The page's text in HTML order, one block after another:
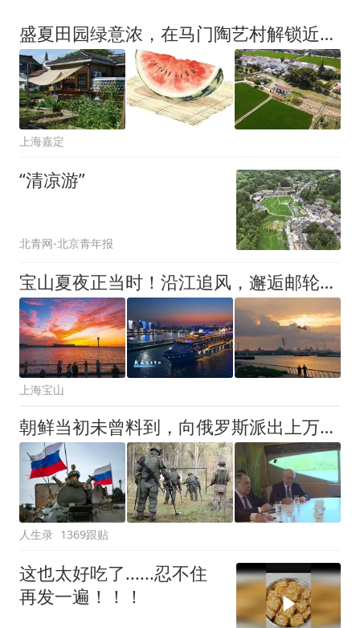
盛夏田园绿意浓，在马门陶艺村解锁近郊慢时光
上海嘉定
“清凉游”
北青网-北京青年报
宝山夏夜正当时！沿江追风，邂逅邮轮、灯塔与音乐
上海宝山
朝鲜当初未曾料到，向俄罗斯派出上万名士兵参战后，平壤街头巷尾正悄然上演一场由战火与制裁共同催生的地缘大交换，正重塑整个东北亚格局
人生录 1369跟贴
这也太好吃了......忍不住
再发一遍！！！